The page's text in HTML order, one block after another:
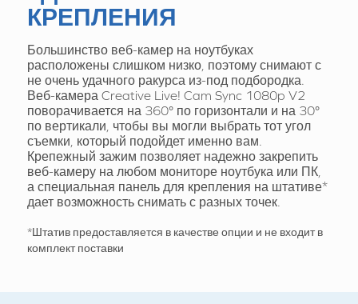
КРЕПЛЕНИЯ
Большинство веб-камер на ноутбуках
расположены слишком низко, поэтому снимают с
не очень удачного ракурса из-под подбородка.
Веб-камера Creative Live! Cam Sync 1080p V2
поворачивается на 360° по горизонтали и на 30°
по вертикали, чтобы вы могли выбрать тот угол
съемки, который подойдет именно вам.
Крепежный зажим позволяет надежно закрепить
веб-камеру на любом мониторе ноутбука или ПК,
а специальная панель для крепления на штативе*
дает возможность снимать с разных точек.
*Штатив предоставляется в качестве опции и не входит в
комплект поставки